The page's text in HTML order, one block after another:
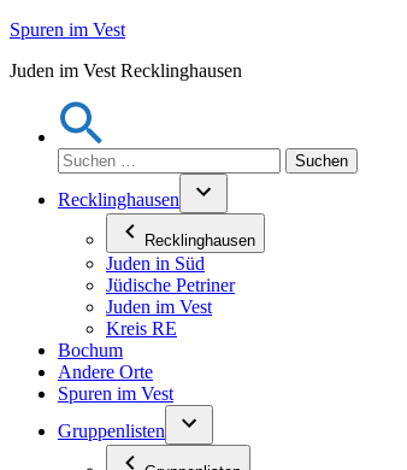
Zum
springen
Spuren im Vest
Juden im Vest Recklinghausen
Suchen
nach:
Recklinghausen
Recklinghausen
Juden in Süd
Jüdische Petriner
Juden im Vest
Kreis RE
Bochum
Andere Orte
Spuren im Vest
Gruppenlisten